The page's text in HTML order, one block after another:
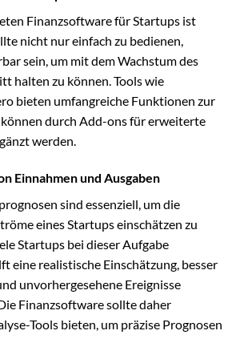
Finanzsoftware für Startups ist
nicht nur einfach zu bedienen,
sein, um mit dem Wachstum des
halten zu können. Tools wie
bieten umfangreiche Funktionen zur
durch Add-ons für erweiterte
werden.
Einnahmen und Ausgaben
sind essenziell, um die
eines Startups einschätzen zu
Startups bei dieser Aufgabe
eine realistische Einschätzung, besser
unvorhergesehene Ereignisse
Finanzsoftware sollte daher
Tools bieten, um präzise Prognosen